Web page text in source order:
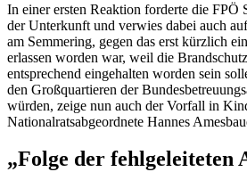
In einer ersten Reaktion forderte die FPÖ
der Unterkunft und verwies dabei auch
am Semmering, gegen das erst kürzlich
erlassen worden war, weil die
entsprechend eingehalten worden sein
den Großquartieren der
würden, zeige nun auch der Vorfall in
Nationalratsabgeordnete Hannes
„Folge der fehlgeleiteten